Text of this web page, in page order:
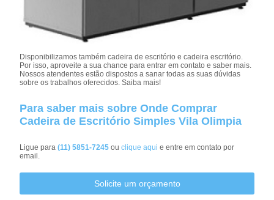
Disponibilizamos também cadeira de escritório e cadeira escritório.
Por isso, aproveite a sua chance para entrar em contato e saber mais.
Nossos atendentes estão dispostos a sanar todas as suas dúvidas
sobre os trabalhos oferecidos. Saiba mais!
Para saber mais sobre Onde Comprar
Cadeira de Escritório Simples Vila Olimpia
Ligue para(11) 5851-7245ouclique aqui e entre em contato por
email.
Solicite um orçamento